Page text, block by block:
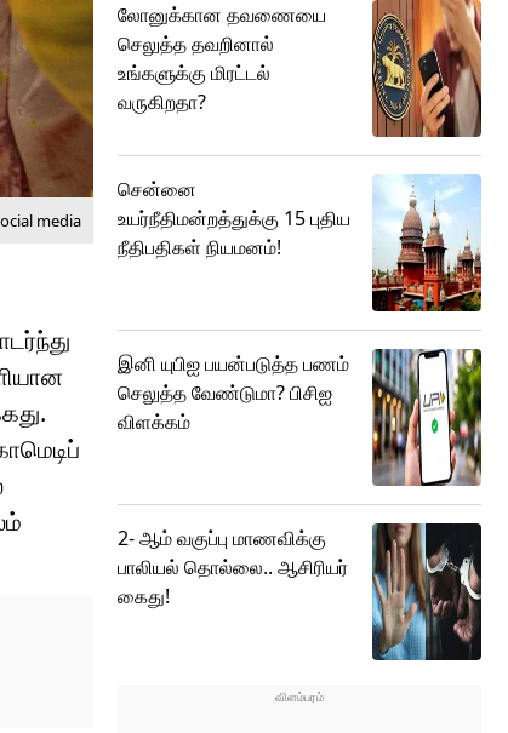
media
லோனுக்கான தவணையை
செலுத்த தவறினால்
உங்களுக்கு மிரட்டல்
வருகிறதா?
சென்னை
உயர்நீதிமன்றத்துக்கு 15 புதிய
நீதிபதிகள் நியமனம்!
இனி யுபிஐ பயன்படுத்த பணம்
செலுத்த வேண்டுமா? பிசிஐ
விளக்கம்
2- ஆம் வகுப்பு மாணவிக்கு
பாலியல் தொல்லை.. ஆசிரியர்
கைது!